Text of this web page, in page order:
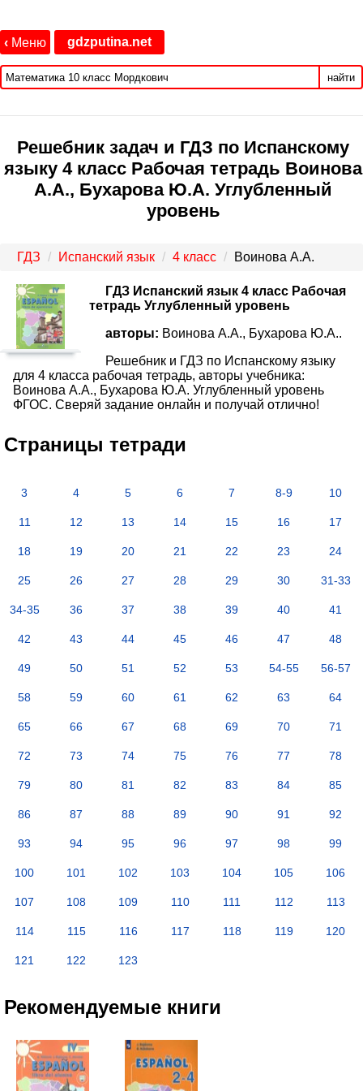
‹ Меню gdzputina.net
найти
Решебник задач и ГДЗ по Испанскому
языку 4 класс Рабочая тетрадь Воинова
А.А., Бухарова Ю.А. Углубленный
уровень
ГДЗ Испанский язык 4 класс Воинова А.А.
ГДЗ Испанский язык 4 класс Рабочая
тетрадь Углубленный уровень
авторы: Воинова А.А., Бухарова Ю.А..
Решебник и ГДЗ по Испанскому языку
для 4 класса рабочая тетрадь, авторы учебника:
Воинова А.А., Бухарова Ю.А. Углубленный уровень
ФГОС. Сверяй задание онлайн и получай отлично!
Страницы тетради
3 4 5 6 7 8-9 10
11 12 13 14 15 16 17
18 19 20 21 22 23 24
25 26 27 28 29 30 31-33
34-35 36 37 38 39 40 41
42 43 44 45 46 47 48
49 50 51 52 53 54-55 56-57
58 59 60 61 62 63 64
65 66 67 68 69 70 71
72 73 74 75 76 77 78
79 80 81 82 83 84 85
86 87 88 89 90 91 92
93 94 95 96 97 98 99
100 101 102 103 104 105 106
107 108 109 110 111 112 113
114 115 116 117 118 119 120
121 122 123
Рекомендуемые книги